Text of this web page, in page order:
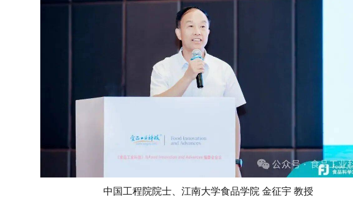
中国工程院院士、江南大学食品学院 金征宇 教授